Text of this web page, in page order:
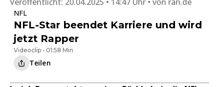
NFL
NFL-Star beendet Karriere und wird
jetzt Rapper
Videoclip • 01:58 Min
Teilen